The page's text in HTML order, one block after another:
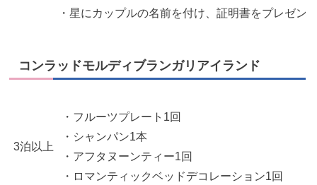
・星にカップルの名前を付け、証明書をプレゼン
コンラッドモルディブランガリアイランド
3泊以上
・フルーツプレート1回
・シャンパン1本
・アフタヌーンティー1回
・ロマンティックベッドデコレーション1回